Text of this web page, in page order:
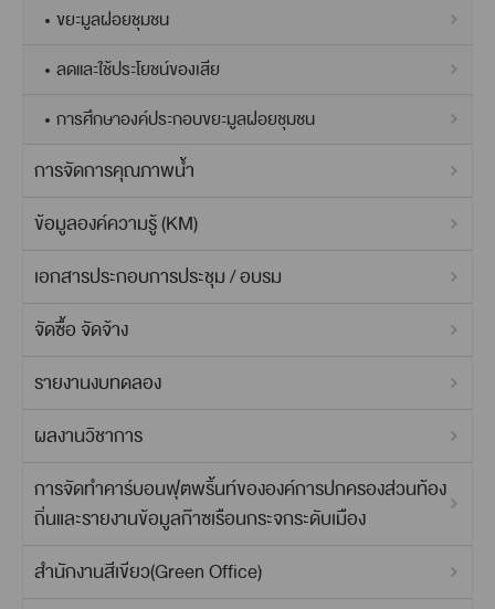
ขยะมูลฝอยชุมชน
ลดและใช้ประโยชน์ของเสีย
การศึกษาองค์ประกอบขยะมูลฝอยชุมชน
การจัดการคุณภาพน้ำ
ข้อมูลองค์ความรู้ (KM)
เอกสารประกอบการประชุม / อบรม
จัดซื้อ จัดจ้าง
รายงานงบทดลอง
ผลงานวิชาการ
การจัดทำคาร์บอนฟุตพริ้นท์ขององค์การปกครองส่วนท้อง
ถิ่นและรายงานข้อมูลก๊าซเรือนกระจกระดับเมือง
สำนักงานสีเขียว(Green Office)